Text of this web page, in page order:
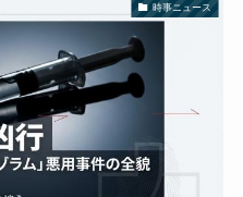
時事ニュース